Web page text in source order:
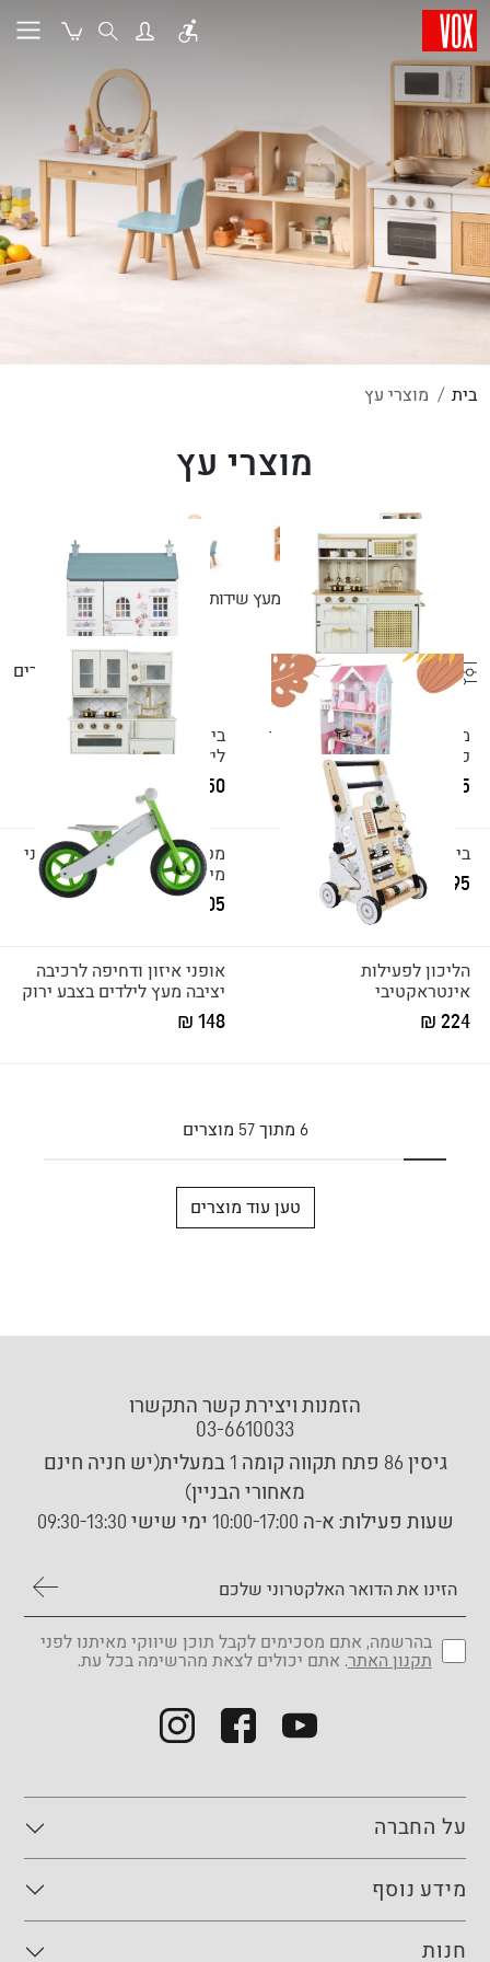
בית מוצרי עץ
מוצרי עץ
מטבח עץ לילדים בתי בובות מעץ שידות איפור מעץ צעצועים מעץ
כל הפילטורים 57 מוצרים
מטבח לילדים מעץ אלקטרוני
פראג ראטן
405 ₪
בית בובות סנדי לבן מעץ
לילדים W06A535
350 ₪
בית בובות מעץ לילדים ענת
495 ₪
מטבח לילדים מעץ אלקטרוני
מיקונוס
405 ₪
הליכון לפעילות
אינטראקטיבי
224 ₪
אופני איזון ודחיפה לרכיבה
יציבה מעץ לילדים בצבע ירוק
148 ₪
6 מתוך57 מוצרים
טען עוד מוצרים
הזמנות ויצירת קשר התקשרו
03-6610033
גיסין 86 פתח תקווה קומה 1 במעלית(יש חניה חינם
מאחורי הבניין)
שעות פעילות: א-ה 10:00-17:00 ימי שישי 09:30-13:30
בהרשמה, אתם מסכימים לקבל תוכן שיווקי מאיתנו לפני
תקנון האתר. אתם יכולים לצאת מהרשימה בכל עת.
על החברה
מידע נוסף
חנות